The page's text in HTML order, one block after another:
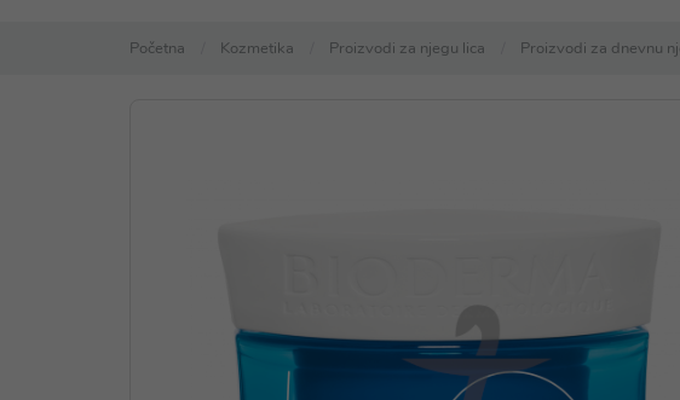
Početna Kozmetika Proizvodi za njegu lica Proizvodi za dnevnu